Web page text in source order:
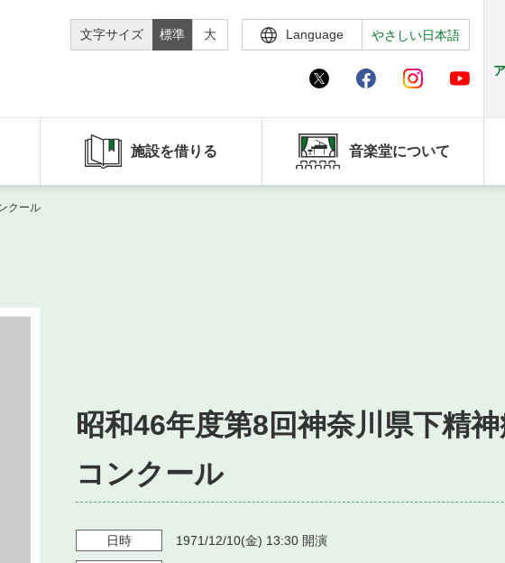
文字サイズ 標準 大 Language やさしい日本語
施設を借りる 音楽堂について
クール
昭和46年度第8回神奈川県下精
コンクール
日時 1971/12/10(金) 13:30 開演